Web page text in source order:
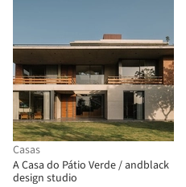
Casas
A Casa do Pátio Verde / andblack
design studio